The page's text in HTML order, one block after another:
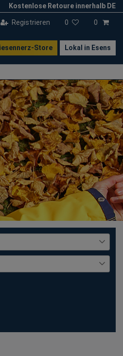
Kostenlose Retoure innerhalb DE
Registrieren 0 0
Store Lokal in Esens
34